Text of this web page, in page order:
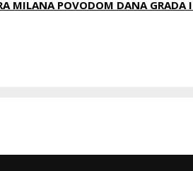
MILANA POVODOM DANA GRADA